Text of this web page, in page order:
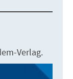
Verlag.